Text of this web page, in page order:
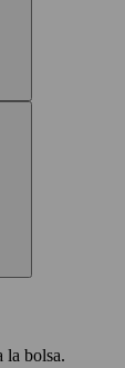
la bolsa.